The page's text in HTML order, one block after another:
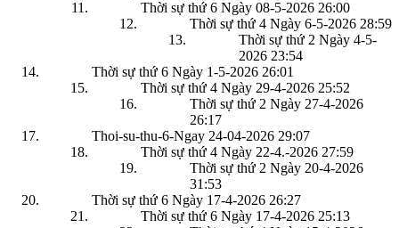
Thời sự thứ 6 Ngày 08-5-2026 26:00
Thời sự thứ 4 Ngày 6-5-2026 28:59
Thời sự thứ 2 Ngày 4-5-
2026 23:54
Thời sự thứ 6 Ngày 1-5-2026 26:01
Thời sự thứ 4 Ngày 29-4-2026 25:52
Thời sự thứ 2 Ngày 27-4-2026
26:17
Thoi-su-thu-6-Ngay 24-04-2026 29:07
Thời sự thứ 4 Ngày 22-4.-2026 27:59
Thời sự thứ 2 Ngày 20-4-2026
31:53
Thời sự thứ 6 Ngày 17-4-2026 26:27
Thời sự thứ 6 Ngày 17-4-2026 25:13